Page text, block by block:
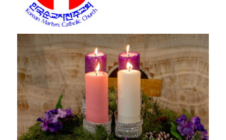
포트워스 한인 성당